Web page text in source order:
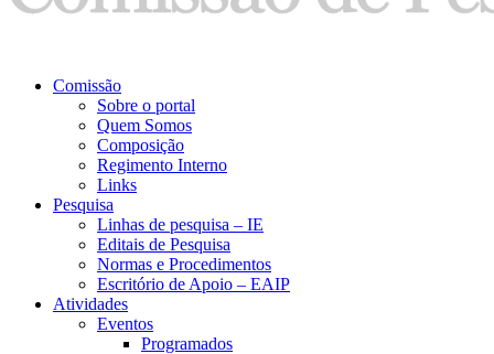
Comissão
Sobre o portal
Quem Somos
Composição
Regimento Interno
Links
Pesquisa
Linhas de pesquisa – IE
Editais de Pesquisa
Normas e Procedimentos
Escritório de Apoio – EAIP
Atividades
Eventos
Programados